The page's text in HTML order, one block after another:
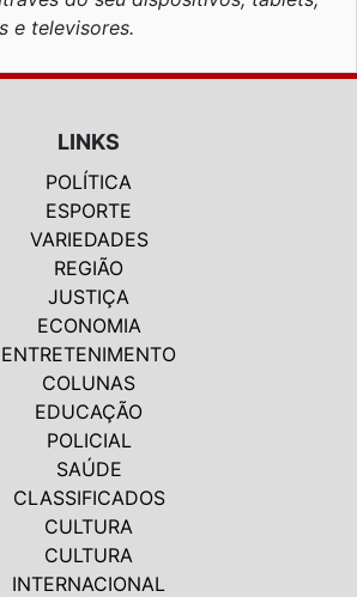
e televisores.
LINKS
POLÍTICA
ESPORTE
VARIEDADES
REGIÃO
JUSTIÇA
ECONOMIA
ENTRETENIMENTO
COLUNAS
EDUCAÇÃO
POLICIAL
SAÚDE
CLASSIFICADOS
CULTURA
CULTURA
INTERNACIONAL